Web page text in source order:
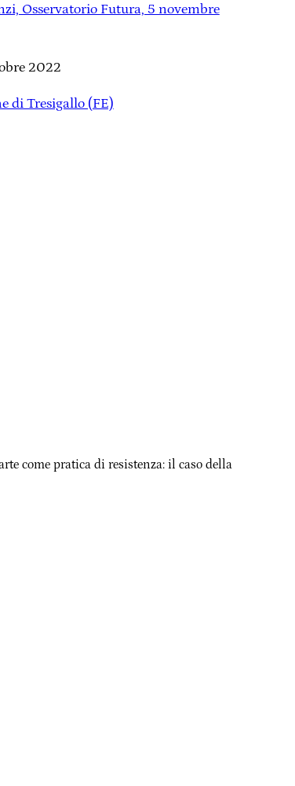
Osservatorio Futura, 5 novembre
2022
di Tresigallo (FE)
come pratica di resistenza: il caso della